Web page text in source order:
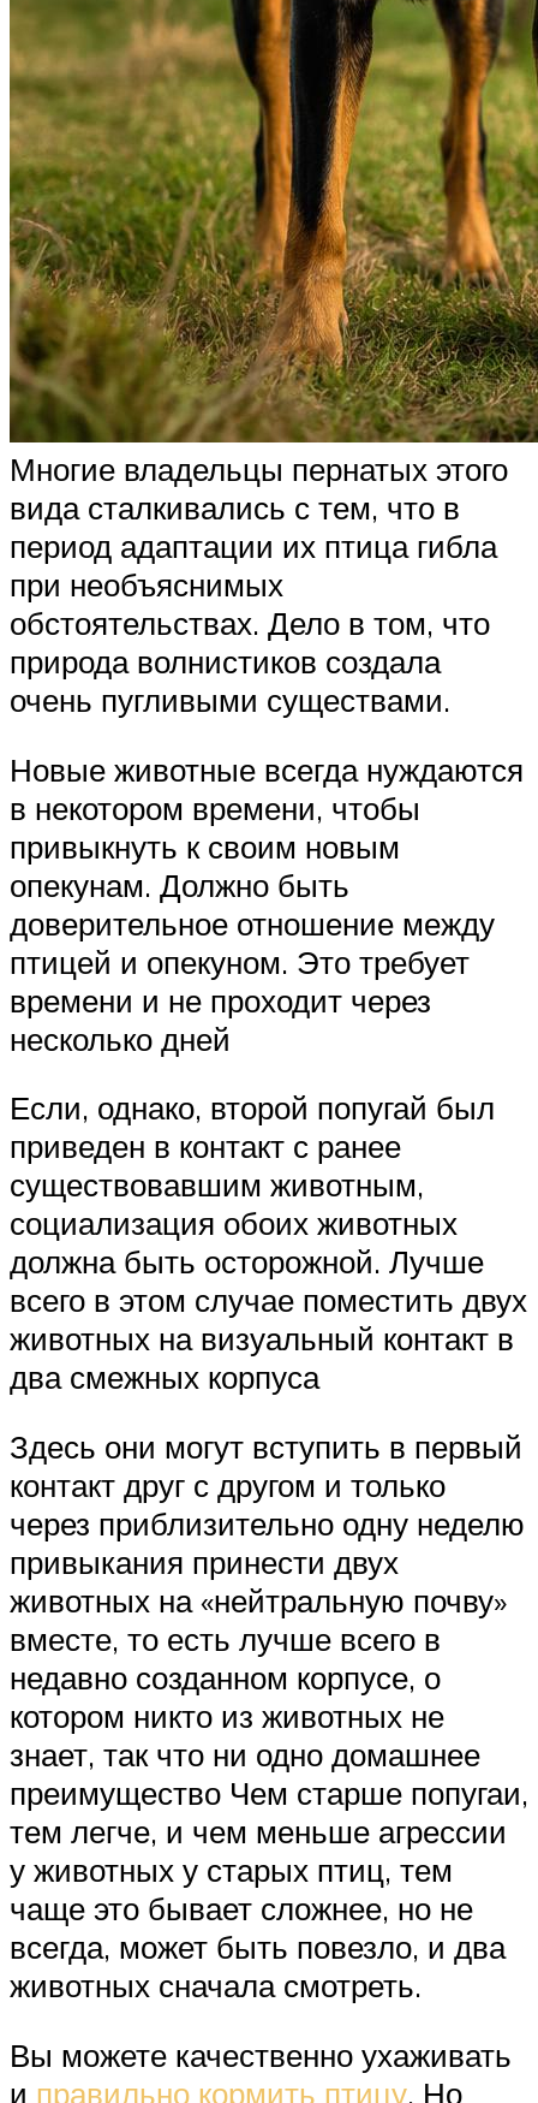
Многие владельцы пернатых этого
вида сталкивались с тем, что в
период адаптации их птица гибла
при необъяснимых
обстоятельствах. Дело в том, что
природа волнистиков создала
очень пугливыми существами.
Новые животные всегда нуждаются
в некотором времени, чтобы
привыкнуть к своим новым
опекунам. Должно быть
доверительное отношение между
птицей и опекуном. Это требует
времени и не проходит через
несколько дней
Если, однако, второй попугай был
приведен в контакт с ранее
существовавшим животным,
социализация обоих животных
должна быть осторожной. Лучше
всего в этом случае поместить двух
животных на визуальный контакт в
два смежных корпуса
Здесь они могут вступить в первый
контакт друг с другом и только
через приблизительно одну неделю
привыкания принести двух
животных на «нейтральную почву»
вместе, то есть лучше всего в
недавно созданном корпусе, о
котором никто из животных не
знает, так что ни одно домашнее
преимущество Чем старше попугаи,
тем легче, и чем меньше агрессии
у животных у старых птиц, тем
чаще это бывает сложнее, но не
всегда, может быть повезло, и два
животных сначала смотреть.
Вы можете качественно ухаживать
и правильно кормить птицу. Но